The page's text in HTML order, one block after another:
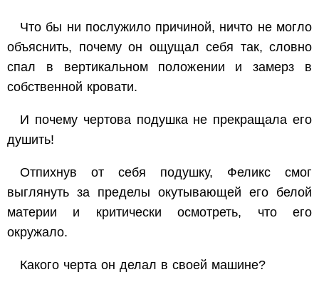
Что бы ни послужило причиной, ничто не могло
объяснить, почему он ощущал себя так, словно
спал в вертикальном положении и замерз в
собственной кровати.
И почему чертова подушка не прекращала его
душить!
Отпихнув от себя подушку, Феликс смог
выглянуть за пределы окутывающей его белой
материи и критически осмотреть, что его
окружало.
Какого черта он делал в своей машине?